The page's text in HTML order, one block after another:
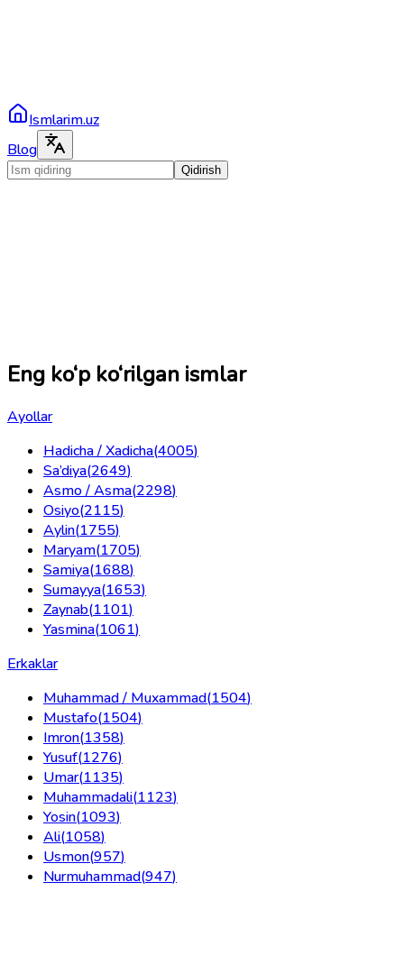
Ismlarim.uz
Blog
Qidirish
Eng ko‘p ko‘rilgan ismlar
Ayollar
Hadicha / Xadicha(4005)
Sa’diya(2649)
Asmo / Asma(2298)
Osiyo(2115)
Aylin(1755)
Maryam(1705)
Samiya(1688)
Sumayya(1653)
Zaynab(1101)
Yasmina(1061)
Erkaklar
Muhammad / Muxammad(1504)
Mustafo(1504)
Imron(1358)
Yusuf(1276)
Umar(1135)
Muhammadali(1123)
Yosin(1093)
Ali(1058)
Usmon(957)
Nurmuhammad(947)